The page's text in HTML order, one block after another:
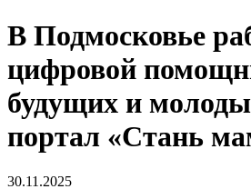
В Подмосковье
цифровой
будущих и
портал «Стань
30.11.2025